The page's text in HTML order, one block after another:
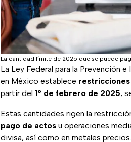
La cantidad límite de 2025 que se puede
La Ley Federal para la Prevención
en México establece restricciones
partir del 1° de febrero de 2025,
Estas cantidades rigen la
pago de actos u operaciones
divisa, así como en metales precios.